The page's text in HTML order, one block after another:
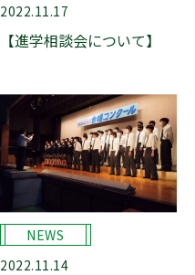
情報公開
2022.11.17
【進学相談会について】
NEWS
2022.11.14